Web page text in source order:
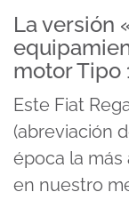
La versión
motor Tipo
Este Fiat
(abreviación
época la
en nuestro